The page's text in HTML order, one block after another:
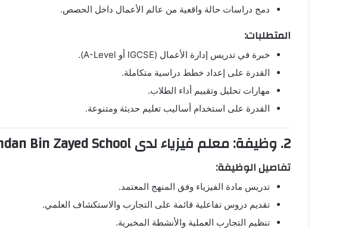
دمج دراسات حالة واقعية من عالم الأعمال داخل الحصص.
المتطلبات:
خبرة في تدريس إدارة الأعمال (IGCSE أو A-Level).
القدرة على إعداد خطط دراسية متكاملة.
مهارات تحليل وتقييم أداء الطلاب.
القدرة على استخدام أساليب تعليم حديثة ومتنوعة.
2. وظيفة: معلم فيزياء لدى Hamdan Bin Zayed School
تفاصيل الوظيفة:
تدريس مادة الفيزياء وفق المنهج المعتمد.
تقديم دروس تفاعلية قائمة على التجارب والاستكشاف العلمي.
تنظيم التجارب العملية والأنشطة المخبرية.